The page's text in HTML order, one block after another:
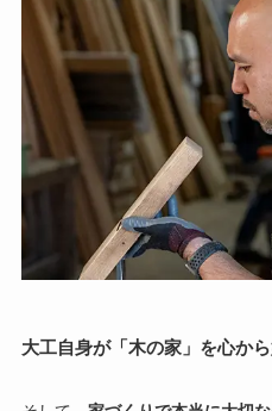
大工自身が「木の家」を心か